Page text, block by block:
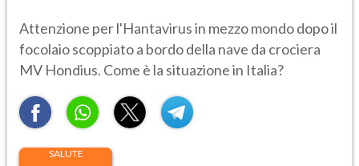
Attenzione per l'Hantavirus in mezzo mondo dopo il
focolaio scoppiato a bordo della nave da crociera
MV Hondius. Come è la situazione in Italia?
SALUTE